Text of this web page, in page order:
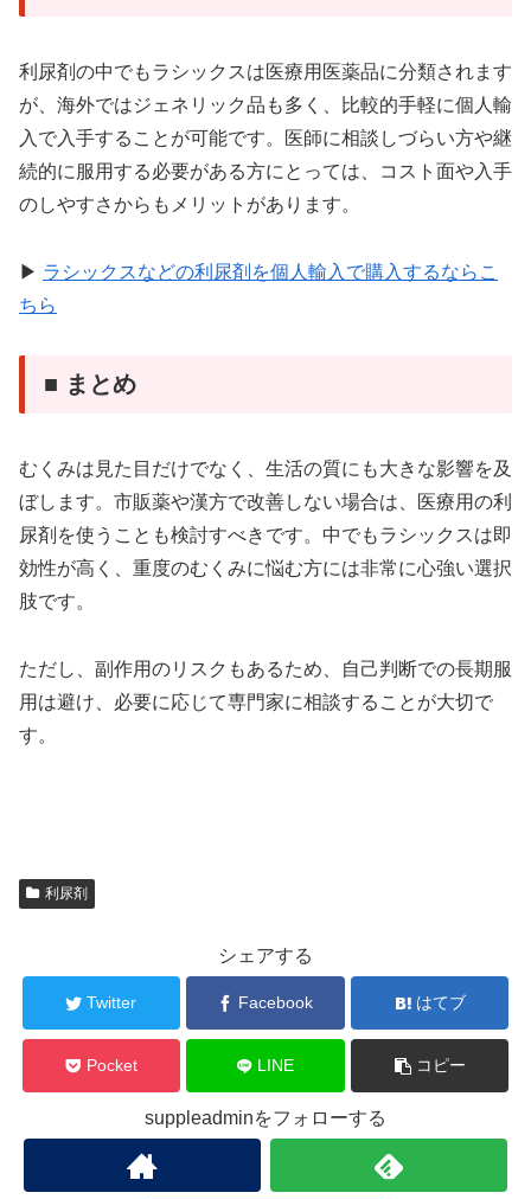
利尿剤の中でもラシックスは医療用医薬品に分類されます
が、海外ではジェネリック品も多く、比較的手軽に個人輸
入で入手することが可能です。医師に相談しづらい方や継
続的に服用する必要がある方にとっては、コスト面や入手
のしやすさからもメリットがあります。
▶︎ ラシックスなどの利尿剤を個人輸入で購入するならこ
ちら
■ まとめ
むくみは見た目だけでなく、生活の質にも大きな影響を及
ぼします。市販薬や漢方で改善しない場合は、医療用の利
尿剤を使うことも検討すべきです。中でもラシックスは即
効性が高く、重度のむくみに悩む方には非常に心強い選択
肢です。
ただし、副作用のリスクもあるため、自己判断での長期服
用は避け、必要に応じて専門家に相談することが大切で
す。
利尿剤
シェアする
Twitter Facebook はてブ
Pocket LINE コピー
suppleadminをフォローする